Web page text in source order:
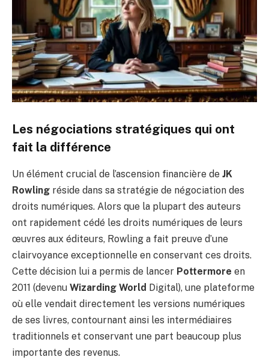
Les négociations stratégiques qui ont
fait la différence
Un élément crucial de l’ascension financière de JK
Rowling réside dans sa stratégie de négociation des
droits numériques. Alors que la plupart des auteurs
ont rapidement cédé les droits numériques de leurs
œuvres aux éditeurs, Rowling a fait preuve d’une
clairvoyance exceptionnelle en conservant ces droits.
Cette décision lui a permis de lancer Pottermore en
2011 (devenu Wizarding World Digital), une plateforme
où elle vendait directement les versions numériques
de ses livres, contournant ainsi les intermédiaires
traditionnels et conservant une part beaucoup plus
importante des revenus.